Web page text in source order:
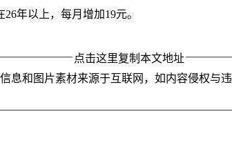
年以上，每月增加19元。
点击这里复制本文地址
息和图片素材来源于互联网，如内容侵权与